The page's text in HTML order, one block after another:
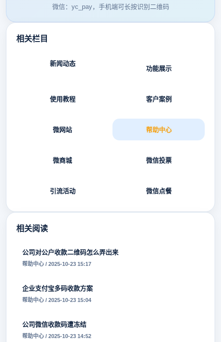
微信：yc_pay，手机端可长按识别二维码
相关栏目
新闻动态
功能展示
使用教程 客户案例
微网站 帮助中心
微商城 微信投票
引流活动 微信点餐
相关阅读
公司对公户收款二维码怎么弄出来
帮助中心 / 2025-10-23 15:17
企业支付宝多码收款方案
帮助中心 / 2025-10-23 15:04
公司微信收款码遭冻结
帮助中心 / 2025-10-23 14:52